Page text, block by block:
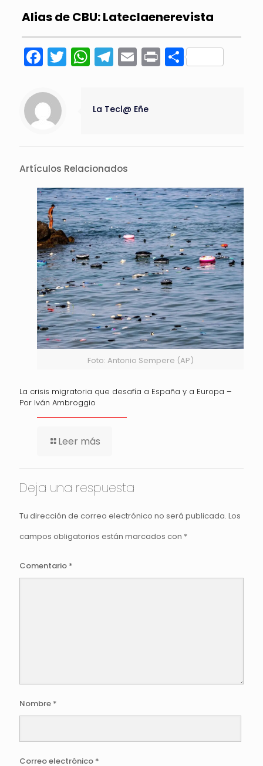
Alias de CBU: Lateclaenerevista
Facebook
Twitter
WhatsApp
Telegram
Email
Print
La Tecl@ Eñe
Artículos Relacionados
Foto: Antonio Sempere (AP)
La crisis migratoria que desafía a España y a Europa –
Por Iván Ambroggio
Leer más
Deja una respuesta
Tu dirección de correo electrónico no será publicada. Los
campos obligatorios están marcados con *
Comentario *
Nombre *
Correo electrónico *